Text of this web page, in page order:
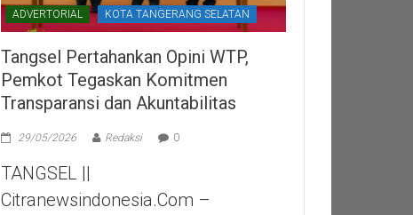
ADVERTORIAL KOTA TANGERANG SELATAN
Tangsel Pertahankan Opini WTP,
Pemkot Tegaskan Komitmen
Transparansi dan Akuntabilitas
29/05/2026 Redaksi 0
TANGSEL ||
Citranewsindonesia.com –